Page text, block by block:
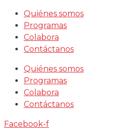
Saltar
contenido
Quiénes somos
Programas
Colabora
Contáctanos
Quiénes somos
Programas
Colabora
Contáctanos
Facebook-f